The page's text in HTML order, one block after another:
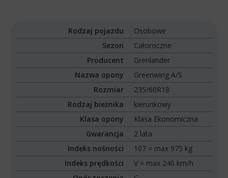
Rodzaj pojazdu
Osobowe
Sezon
Całoroczne
Producent
Grenlander
Nazwa opony
Greenwing A/S
Rozmiar
235/60R18
Rodzaj bieżnika
kierunkowy
Klasa opony
Klasa Ekonomiczna
Gwarancja
2 lata
Indeks nośności
107 = max 975 kg
Indeks prędkości
V = max 240 km/h